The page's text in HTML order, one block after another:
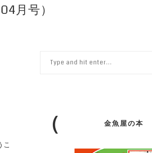
月号）
こ
金魚屋の本